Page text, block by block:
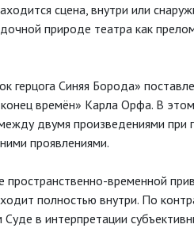
сцена, внутри или
природе театра как
герцога Синяя Борода»
времён» Карла Орфа. В
между двумя произведениями
проявлениями.
пространственно-временной
полностью внутри. По
в интерпретации